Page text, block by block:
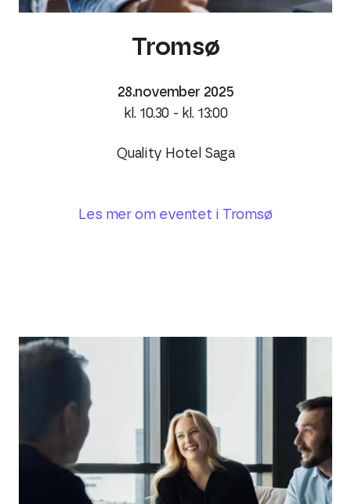
Tromsø
28.november 2025
kl. 10.30 - kl. 13:00
Quality Hotel Saga
Les mer om eventet i Tromsø